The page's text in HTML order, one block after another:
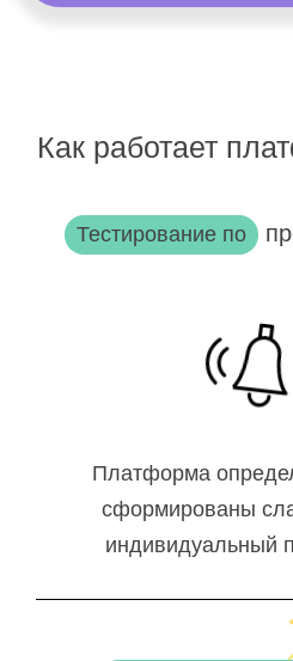
Как работает
Тестирование по
Платформа
сформированы
индивидуальный